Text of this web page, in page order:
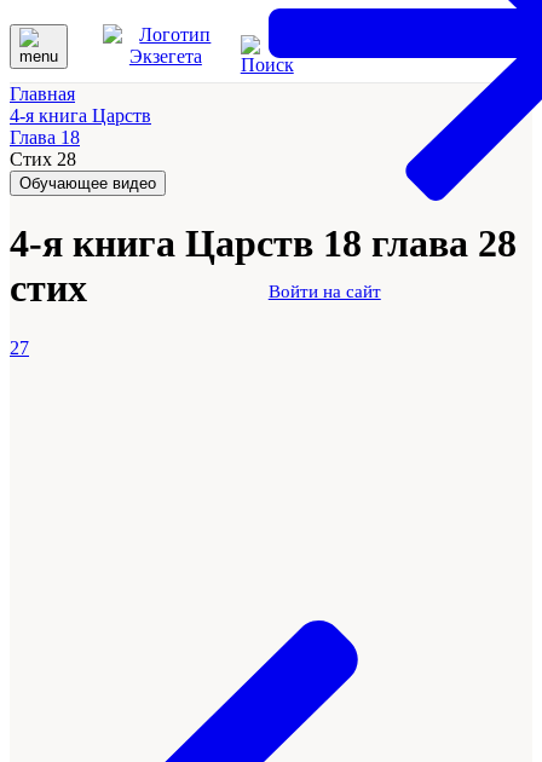
Войти на сайт
Главная
4-я книга Царств
Глава 18
Стих 28
Обучающее видео
4-я книга Царств 18 глава 28
стих
27